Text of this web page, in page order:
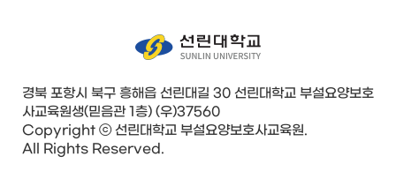
경북 포항시 북구 흥해읍 선린대길 30 선린대학교 부설요양보호
사교육원생(믿음관 1층) (우)37560
Copyright ⓒ 선린대학교 부설요양보호사교육원.
All Rights Reserved.